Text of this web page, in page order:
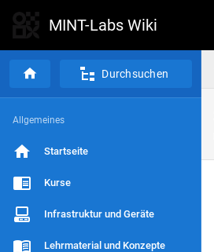
MINT-Labs Wiki
Durchsuchen
Allgemeines
Startseite
Kurse
Infrastruktur und Geräte
Lehrmaterial und Konzepte